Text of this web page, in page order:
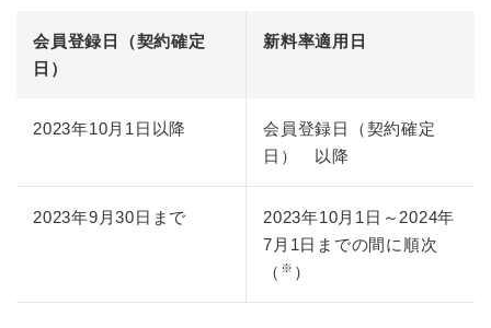
会員登録日（契約確定
日）
新料率適用日
2023年10月1日以降
会員登録日（契約確定
日） 以降
2023年9月30日まで
2023年10月1日～2024年
7月1日までの間に順次
（ ※ ）